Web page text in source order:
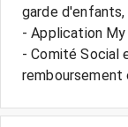
garde
- Application
- Comité Social